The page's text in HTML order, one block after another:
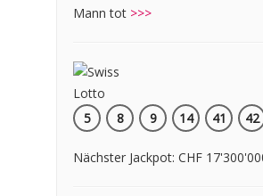
Mann tot >>>
5 8 9 14 41 42
Nächster Jackpot: CHF